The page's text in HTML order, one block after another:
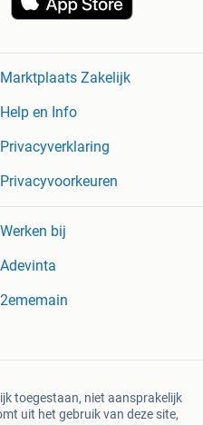
Marktplaats Zakelijk
Help en Info
Privacyverklaring
Privacyvoorkeuren
Werken bij
Adevinta
2ememain
toegestaan, niet aansprakelijk
uit het gebruik van deze site,